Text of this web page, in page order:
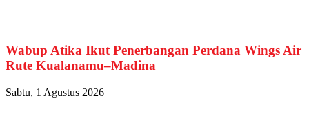
Wabup Atika Ikut Penerbangan Perdana Wings Air
Rute Kualanamu–Madina
Sabtu, 1 Agustus 2026